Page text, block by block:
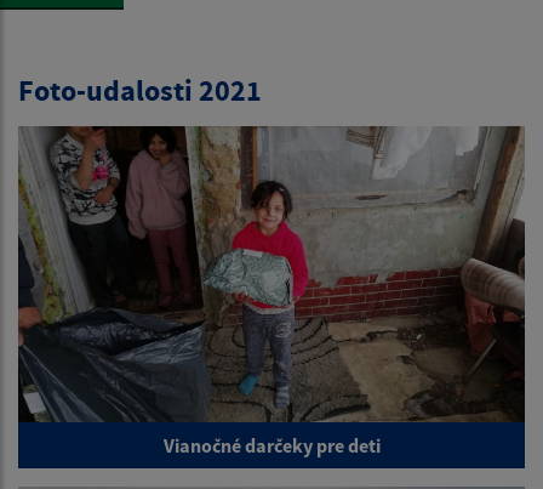
Foto-udalosti 2021
Vianočné darčeky pre deti